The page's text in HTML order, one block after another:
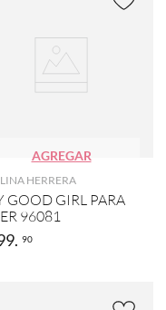
AGREGAR
HERRERA
GOOD GIRL PARA
96081
. 90